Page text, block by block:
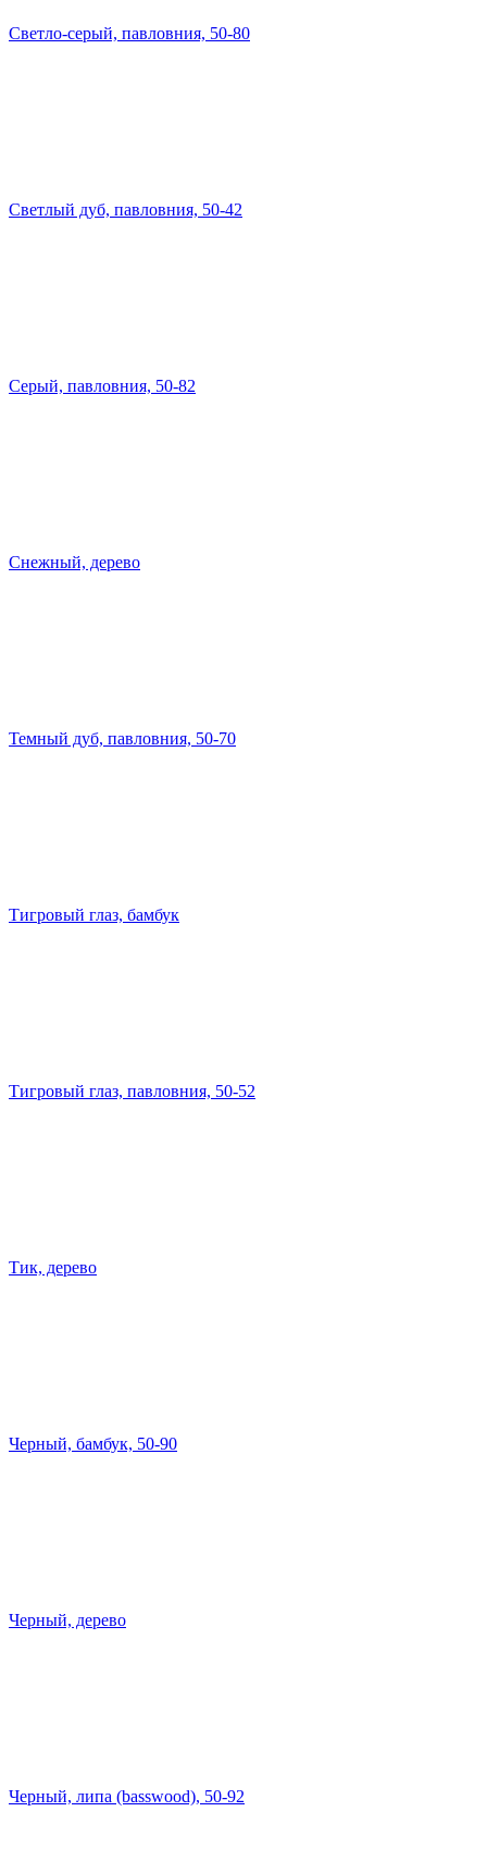
Светло-серый, павловния, 50-80
Светлый дуб, павловния, 50-42
Серый, павловния, 50-82
Снежный, дерево
Темный дуб, павловния, 50-70
Тигровый глаз, бамбук
Тигровый глаз, павловния, 50-52
Тик, дерево
Черный, бамбук, 50-90
Черный, дерево
Черный, липа (basswood), 50-92